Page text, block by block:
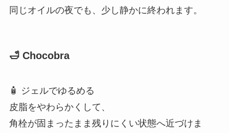
同じオイルの夜でも、少し静かに終われます。
🛁 Chocobra
🧴 ジェルでゆるめる
皮脂をやわらかくして、
角栓が固まったまま残りにくい状態へ近づけま